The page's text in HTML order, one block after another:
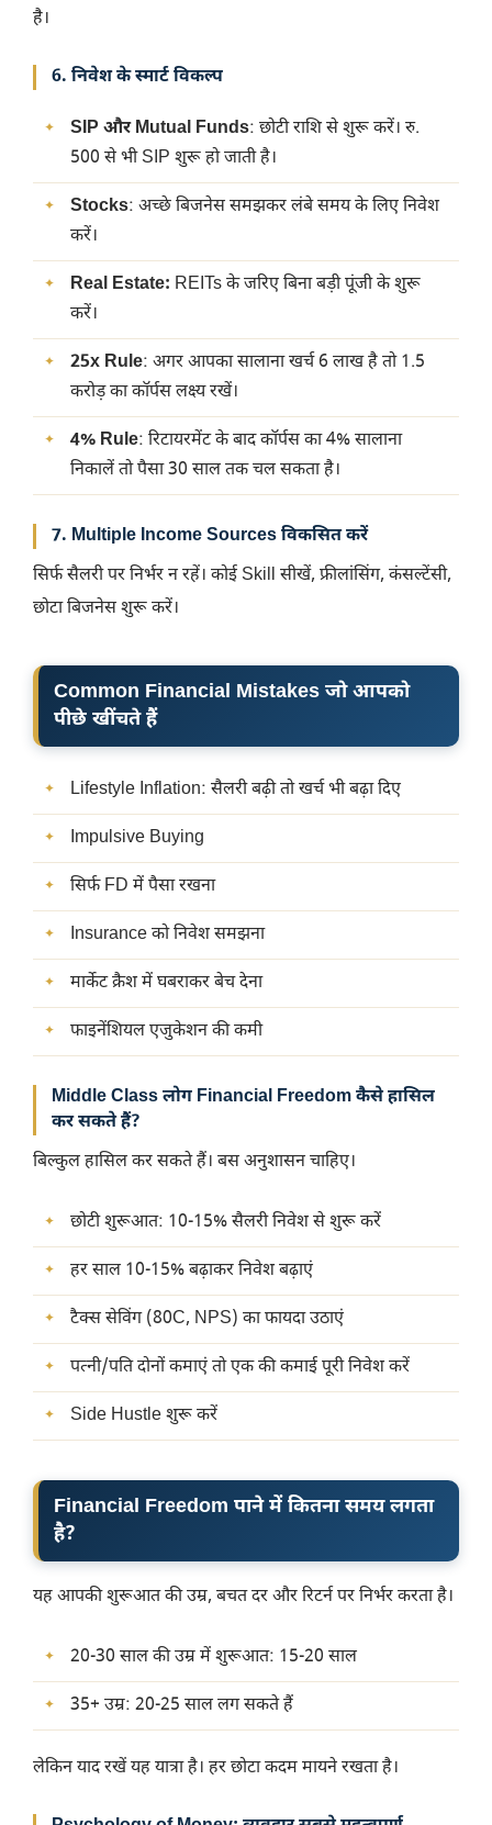
है।
6. निवेश के स्मार्ट विकल्प
SIP और Mutual Funds: छोटी राशि से शुरू करें। रु.
500 से भी SIP शुरू हो जाती है।
Stocks: अच्छे बिजनेस समझकर लंबे समय के लिए निवेश
करें।
Real Estate: REITs के जरिए बिना बड़ी पूंजी के शुरू
करें।
25x Rule: अगर आपका सालाना खर्च 6 लाख है तो 1.5
करोड़ का कॉर्पस लक्ष्य रखें।
4% Rule: रिटायरमेंट के बाद कॉर्पस का 4% सालाना
निकालें तो पैसा 30 साल तक चल सकता है।
7. Multiple Income Sources विकसित करें
सिर्फ सैलरी पर निर्भर न रहें। कोई Skill सीखें, फ्रीलांसिंग, कंसल्टेंसी,
छोटा बिजनेस शुरू करें।
Common Financial Mistakes जो आपको
पीछे खींचते हैं
Lifestyle Inflation: सैलरी बढ़ी तो खर्च भी बढ़ा दिए
Impulsive Buying
सिर्फ FD में पैसा रखना
Insurance को निवेश समझना
मार्केट क्रैश में घबराकर बेच देना
फाइनेंशियल एजुकेशन की कमी
Middle Class लोग Financial Freedom कैसे हासिल
कर सकते हैं?
बिल्कुल हासिल कर सकते हैं। बस अनुशासन चाहिए।
छोटी शुरूआत: 10-15% सैलरी निवेश से शुरू करें
हर साल 10-15% बढ़ाकर निवेश बढ़ाएं
टैक्स सेविंग (80C, NPS) का फायदा उठाएं
पत्नी/पति दोनों कमाएं तो एक की कमाई पूरी निवेश करें
Side Hustle शुरू करें
Financial Freedom पाने में कितना समय लगता
है?
यह आपकी शुरूआत की उम्र, बचत दर और रिटर्न पर निर्भर करता है।
20-30 साल की उम्र में शुरूआत: 15-20 साल
35+ उम्र: 20-25 साल लग सकते हैं
लेकिन याद रखें यह यात्रा है। हर छोटा कदम मायने रखता है।